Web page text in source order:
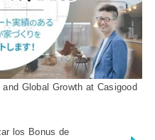
Global Growth at Casigood
los Bonus de